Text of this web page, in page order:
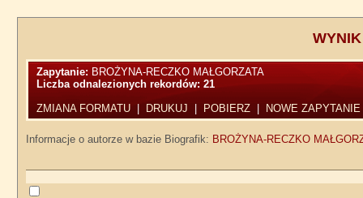
Zapytanie: BROŻYNA-RECZKO MAŁGORZATA
Liczba odnalezionych rekordów:21
ZMIANA FORMATU
DRUKUJ POBIERZ NOWE ZAPYTANIE
Informacje o autorze w bazie Biografik: BROŻYNA-RECZKO